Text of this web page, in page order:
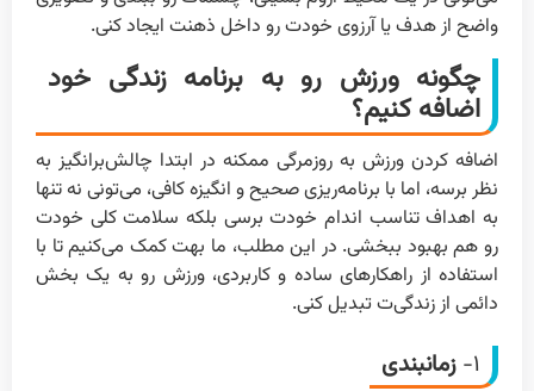
واضح از هدف یا آرزوی خودت رو داخل ذهنت ایجاد کنی.
چگونه ورزش رو به برنامه زندگی خود
اضافه کنیم؟
اضافه کردن ورزش به روزمرگی ممکنه در ابتدا چالش‌برانگیز به
نظر برسه، اما با برنامه‌ریزی صحیح و انگیزه کافی، می‌تونی نه تنها
به اهداف تناسب اندام خودت برسی بلکه سلامت کلی خودت
رو هم بهبود ببخشی. در این مطلب، ما بهت کمک می‌کنیم تا با
استفاده از راهکارهای ساده و کاربردی، ورزش رو به یک بخش
دائمی از زندگی‌ت تبدیل کنی.
۱- زمانبندی